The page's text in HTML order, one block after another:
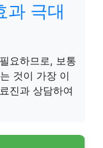
과 극대
요하므로, 보통
것이 가장 이
진과 상담하여